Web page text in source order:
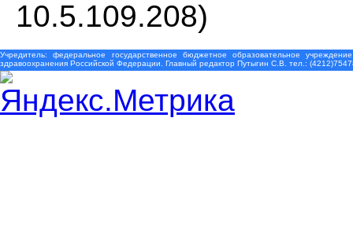
10.5.109.208)
Учредитель: федеральное государственное бюджетное образовательное
здравоохранения Российской Федерации. Главный редактор Путыгин С.В. тел.: